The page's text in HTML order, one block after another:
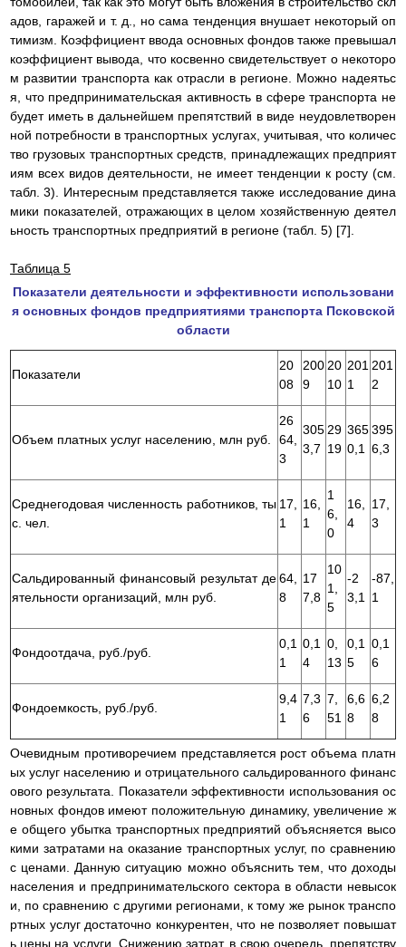
адов, гаражей и т. д., но сама тенденция внушает некоторый оп
тимизм. Коэффициент ввода основных фондов также превышал
коэффициент вывода, что косвенно свидетельствует о некоторо
м развитии транспорта как отрасли в регионе. Можно надеятьс
я, что предпринимательская активность в сфере транспорта не
будет иметь в дальнейшем препятствий в виде неудовлетворен
ной потребности в транспортных услугах, учитывая, что количес
тво грузовых транспортных средств, принадлежащих предприят
иям всех видов деятельности, не имеет тенденции к росту (см.
табл. 3). Интересным представляется также исследование дина
мики показателей, отражающих в целом хозяйственную деятел
ьность транспортных предприятий в регионе (табл. 5) [7].
Таблица 5
Показатели деятельности и эффективности использовани
я основных фондов предприятиями транспорта Псковской
области
Показатели
20
08
200
9
20
10
201
1
201
2
Объем платных услуг населению, млн руб.
26
64,
3
305
3,7
29
19
365
0,1
395
6,3
Среднегодовая численность работников, ты
с. чел.
17,
1
16,
1
1
6,
0
16,
4
17,
3
Сальдированный финансовый результат де
ятельности организаций, млн руб.
64,
8
17
7,8
10
1,
5
-2
3,1
-87,
1
Фондоотдача, руб./руб.
0,1
1
0,1
4
0,
13
0,1
5
0,1
6
Фондоемкость, руб./руб.
9,4
1
7,3
6
7,
51
6,6
8
6,2
8
Очевидным противоречием представляется рост объема платн
ых услуг населению и отрицательного сальдированного финанс
ового результата. Показатели эффективности использования ос
новных фондов имеют положительную динамику, увеличение ж
е общего убытка транспортных предприятий объясняется высо
кими затратами на оказание транспортных услуг, по сравнению
с ценами. Данную ситуацию можно объяснить тем, что доходы
населения и предпринимательского сектора в области невысок
и, по сравнению с другими регионами, к тому же рынок транспо
ртных услуг достаточно конкурентен, что не позволяет повышат
ь цены на услуги. Снижению затрат, в свою очередь, препятству